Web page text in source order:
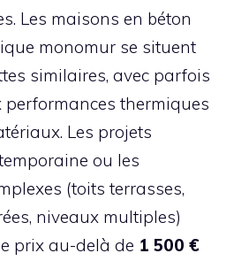
Les maisons en béton
monomur se situent
similaires, avec parfois
thermiques
Les projets
ou les
(toits terrasses,
niveaux multiples)
prix au-delà de 1 500 €